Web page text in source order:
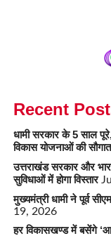
Recent
धामी सरकार के 5 साल
विकास योजनाओं की
उत्तराखंड सरकार और
सुविधाओं में होगा विस्तार
मुख्यमंत्री धामी ने पूर्व
19, 2026
हर विकासखण्ड में बसेंगे